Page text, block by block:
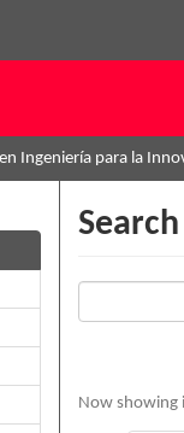
Ingeniería para la
Search
Now showing